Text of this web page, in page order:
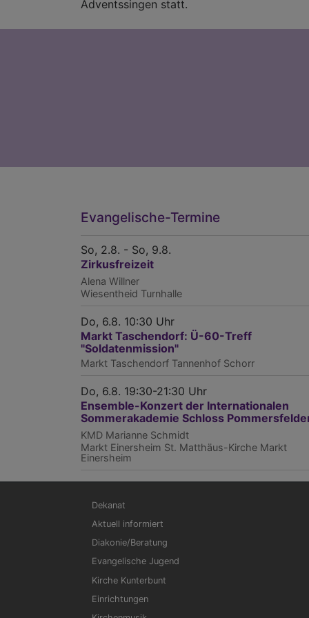
Adventssingen statt.
Evangelische-Termine
So, 2.8. - So, 9.8.
Zirkusfreizeit
Alena Willner
Wiesentheid Turnhalle
Do, 6.8. 10:30 Uhr
Markt Taschendorf: Ü-60-Treff
"Soldatenmission"
Markt Taschendorf Tannenhof Schorr
Do, 6.8. 19:30-21:30 Uhr
Ensemble-Konzert der Internationalen
Sommerakademie Schloss
KMD Marianne Schmidt
Markt Einersheim St. Matthäus-Kirche Markt
Einersheim
Hauptnavigation
Dekanat
Aktuell informiert
Diakonie/Beratung
Evangelische Jugend
Kirche Kunterbunt
Einrichtungen